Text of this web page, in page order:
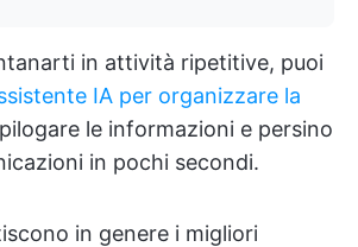
in attività ripetitive, puoi
IA per organizzare la
le informazioni e persino
in pochi secondi.
in genere i migliori